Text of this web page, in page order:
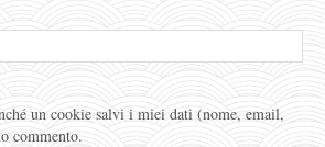
un cookie salvi i miei dati (nome, email,
commento.